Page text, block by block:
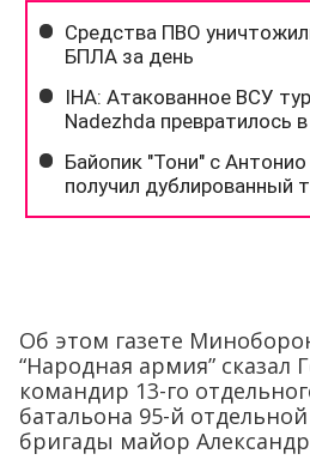
Об этом газете
“Народная армия” сказал
командир 13-го
батальона 95-й
бригады майор